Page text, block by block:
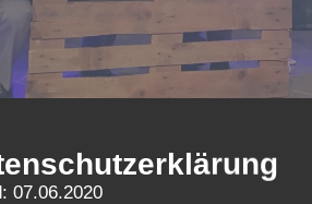
07.06.2020